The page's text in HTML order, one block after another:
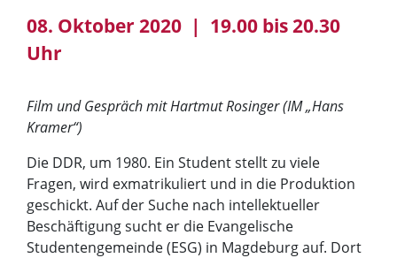
08. Oktober 2020 | 19.00 bis 20.30
Uhr
Film und Gespräch mit Hartmut Rosinger (IM „Hans
Kramer“)
Die DDR, um 1980. Ein Student stellt zu viele
Fragen, wird exmatrikuliert und in die Produktion
geschickt. Auf der Suche nach intellektueller
Beschäftigung sucht er die Evangelische
Studentengemeinde (ESG) in Magdeburg auf. Dort